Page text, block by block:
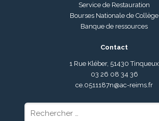
Service de Restauration
Bourses Nationale de Collège
Banque de ressources
Contact
1 Rue Kléber, 51430 Tinqueux
03 26 08 34 36
ce.0511187n@ac-reims.fr